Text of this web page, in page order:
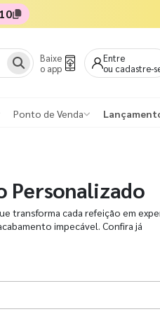
Baixe
o app
Entre
ou cadastre-
Ponto de Venda
Personalizado
transforma cada refeição em
impecável. Confira já